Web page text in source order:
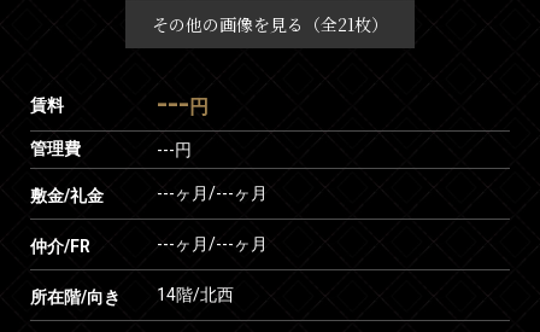
その他の画像を見る（全21枚）
賃料 --- 円
管理費 ---円
敷金/礼金 ---ヶ月/---ヶ月
仲介/FR ---ヶ月/---ヶ月
所在階/向き 14階/北西